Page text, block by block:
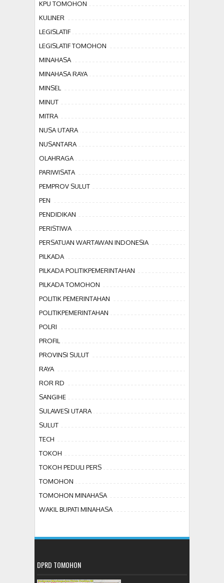
KPU TOMOHON
KULINER
LEGISLATIF
LEGISLATIF TOMOHON
MINAHASA
MINAHASA RAYA
MINSEL
MINUT
MITRA
NUSA UTARA
NUSANTARA
OLAHRAGA
PARIWISATA
PEMPROV SULUT
PEN
PENDIDIKAN
PERISTIWA
PERSATUAN WARTAWAN INDONESIA
PILKADA
PILKADA POLITIKPEMERINTAHAN
PILKADA TOMOHON
POLITIK PEMERINTAHAN
POLITIKPEMERINTAHAN
POLRI
PROFIL
PROVINSI SULUT
RAYA
ROR RD
SANGIHE
SULAWESI UTARA
SULUT
TECH
TOKOH
TOKOH PEDULI PERS
TOMOHON
TOMOHON MINAHASA
WAKIL BUPATI MINAHASA
DPRD TOMOHON